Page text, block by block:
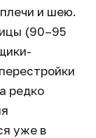
и шею.
(90–95
редко
уже в